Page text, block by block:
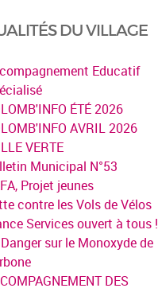
DU VILLAGE
Educatif
ÉTÉ 2026
AVRIL 2026
VERTE
Municipal N°53
Projet jeunes
contre les Vols de Vélos
Services ouvert à tous !
sur le Monoxyde de
DES